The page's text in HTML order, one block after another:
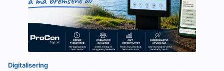
Digitalisering